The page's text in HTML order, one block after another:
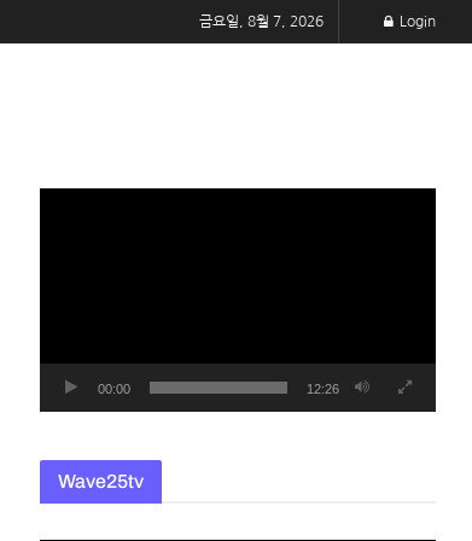
금요일, 8월 7, 2026 Login
00:00 12:26
Wave25tv